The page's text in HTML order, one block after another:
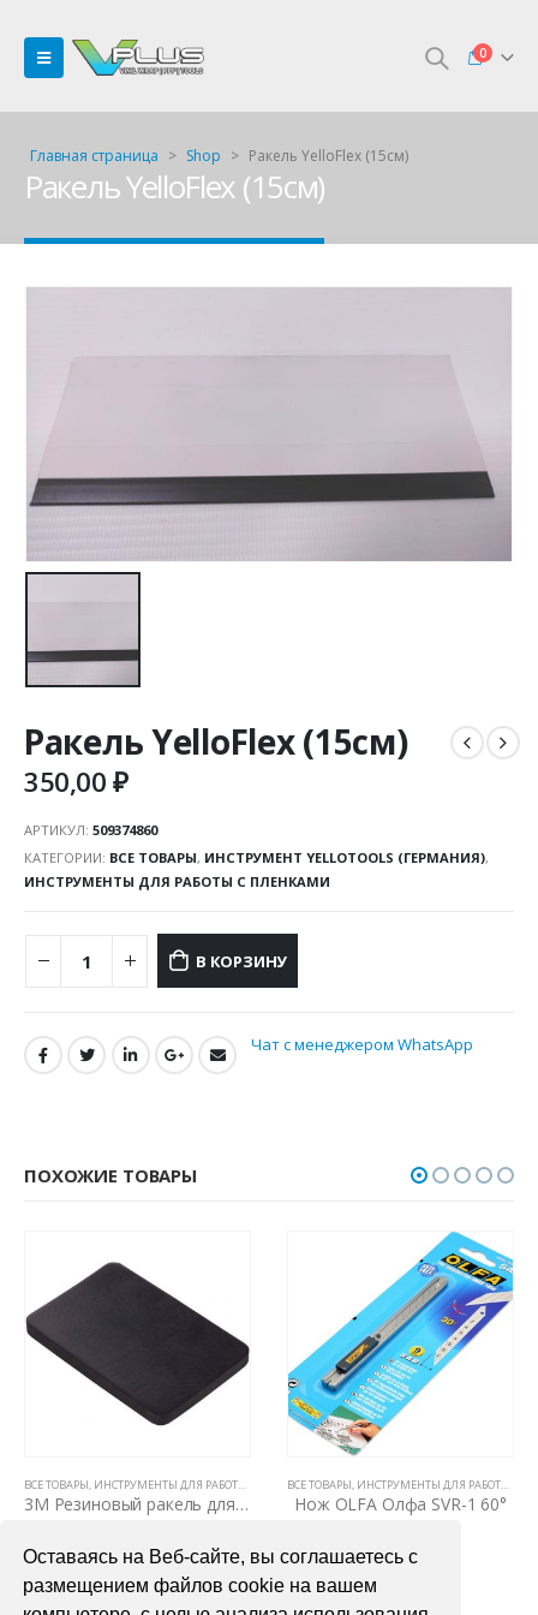
Оставаясь на Веб-сайте, вы соглашаетесь с
размещением файлов cookie на вашем
0
Главная страница > Shop > Ракель YelloFlex (15см)
Ракель YelloFlex (15см)
Ракель YelloFlex (15см)
350,00₽
АРТИКУЛ: 509374860
КАТЕГОРИИ: ВСЕ ТОВАРЫ, ИНСТРУМЕНТ YELLOTOOLS (ГЕРМАНИЯ),
ИНСТРУМЕНТЫ ДЛЯ РАБОТЫ С ПЛЕНКАМИ
В КОРЗИНУ
Чат с менеджером WhatsApp
ПОХОЖИЕ ТОВАРЫ
,РАКЕЛИ, ВЫГОНКИ И СГОНЫ
3М Резиновый ракель для нанесения защитной пленки GT1010
ВСЕ ТОВАРЫ,ИНСТРУМЕНТЫ ДЛЯ РАБОТЫ С ПЛЕНКАМИ ,НОЖИ И ЛЕЗВИЯ
Нож OLFA Олфа SVR-1 60°
В КОРЗИНУ
ВСЕ ТОВАРЫ,ИНСТРУМЕНТЫ ДЛЯ РАБОТЫ С